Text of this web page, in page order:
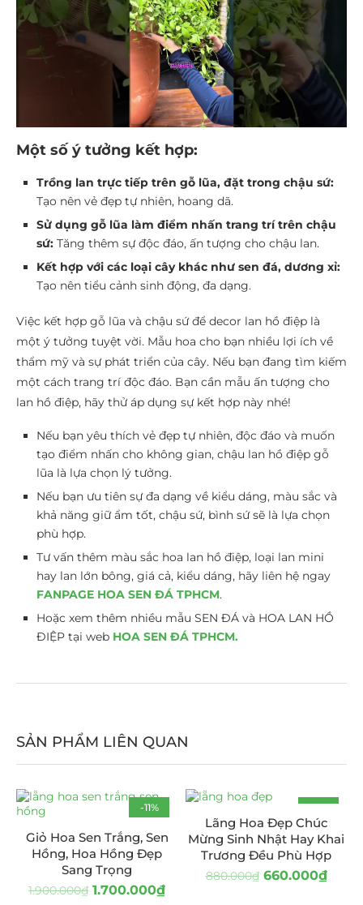
Một số ý tưởng kết hợp:
Trồng lan trực tiếp trên gỗ lũa, đặt trong chậu sứ:
Tạo nên vẻ đẹp tự nhiên, hoang dã.
Sử dụng gỗ lũa làm điểm nhấn trang trí trên chậu
sứ: Tăng thêm sự độc đáo, ấn tượng cho chậu lan.
Kết hợp với các loại cây khác như sen đá, dương xỉ:
Tạo nên tiểu cảnh sinh động, đa dạng.
Việc kết hợp gỗ lũa và chậu sứ để decor lan hồ điệp là
một ý tưởng tuyệt vời. Mẫu hoa cho bạn nhiều lợi ích về
thẩm mỹ và sự phát triển của cây. Nếu bạn đang tìm kiếm
một cách trang trí độc đáo. Bạn cần mẫu ấn tượng cho
lan hồ điệp, hãy thử áp dụng sự kết hợp này nhé!
Nếu bạn yêu thích vẻ đẹp tự nhiên, độc đáo và muốn
tạo điểm nhấn cho không gian, chậu lan hồ điệp gỗ
lũa là lựa chọn lý tưởng.
Nếu bạn ưu tiên sự đa dạng về kiểu dáng, màu sắc và
khả năng giữ ẩm tốt, chậu sứ, bình sứ sẽ là lựa chọn
phù hợp.
Tư vấn thêm màu sắc hoa lan hồ điệp, loại lan mini
hay lan lớn bông, giá cả, kiểu dáng, hãy liên hệ ngay
FANPAGE HOA SEN ĐÁ TPHCM.
Hoặc xem thêm nhiều mẫu SEN ĐÁ và HOA LAN HỒ
ĐIỆP tại web HOA SEN ĐÁ TPHCM.
SẢN PHẨM LIÊN QUAN
-11%
Giỏ Hoa Sen Trắng, Sen
Hồng, Hoa Hồng Đẹp
Sang Trọng
1.900.000₫ 1.700.000₫
-25%
HOT
Lãng Hoa Đẹp Chúc
Mừng Sinh Nhật Hay Khai
Trương Đều Phù Hợp
880.000₫ 660.000₫